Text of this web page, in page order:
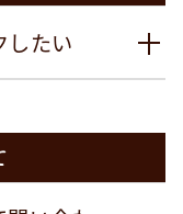
したい